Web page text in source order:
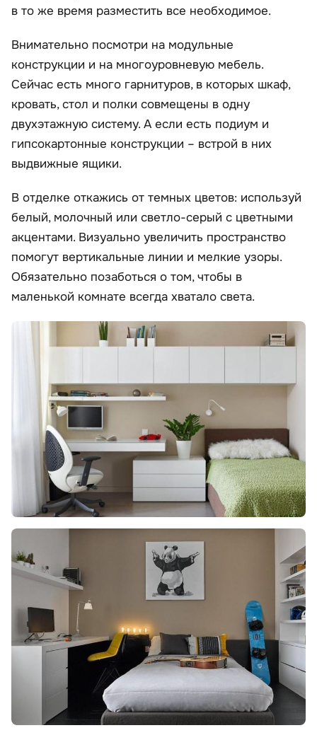
в то же время разместить все необходимое.
Внимательно посмотри на модульные
конструкции и на многоуровневую мебель.
Сейчас есть много гарнитуров, в которых шкаф,
кровать, стол и полки совмещены в одну
двухэтажную систему. А если есть подиум и
гипсокартонные конструкции – встрой в них
выдвижные ящики.
В отделке откажись от темных цветов: используй
белый, молочный или светло-серый с цветными
акцентами. Визуально увеличить пространство
помогут вертикальные линии и мелкие узоры.
Обязательно позаботься о том, чтобы в
маленькой комнате всегда хватало света.